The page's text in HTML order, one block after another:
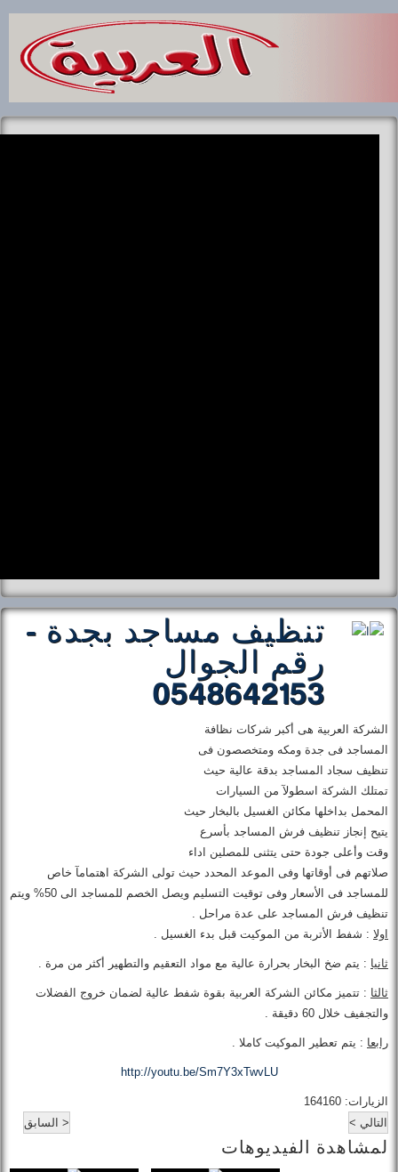
تنظيف مساجد بجدة -
رقم الجوال
0548642153
الشركة العربية هى أكبر شركات نظافة
المساجد فى جدة ومكه ومتخصصون فى
تنظيف سجاد المساجد بدقة عالية حيث
تمتلك الشركة اسطولآ من السيارات
المحمل بداخلها مكائن الغسيل بالبخار حيث
يتيح إنجاز تنظيف فرش المساجد بأسرع
وقت وأعلى جودة حتى يتثنى للمصلين اداء
صلاتهم فى أوقاتها وفى الموعد المحدد حيث تولى الشركة اهتمامآ خاص
للمساجد فى الأسعار وفى توقيت التسليم ويصل الخصم للمساجد الى 50% ويتم
تنظيف فرش المساجد على عدة مراحل .
اولا : شفط الأتربة من الموكيت قبل بدء الغسيل .
ثانيا : يتم ضخ البخار بحرارة عالية مع مواد التعقيم والتطهير أكثر من مرة .
ثالثا : تتميز مكائن الشركة العربية بقوة شفط عالية لضمان خروج الفضلات
والتجفيف خلال 60 دقيقة .
رابعا : يتم تعطير الموكيت كاملا .
http://youtu.be/Sm7Y3xTwvLU
الزيارات: 164160
< السابق
التالي >
لمشاهدة الفيديوهات